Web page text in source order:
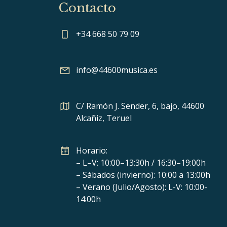
Contacto
+34 668 50 79 09
info@44600musica.es
C/ Ramón J. Sender, 6, bajo, 44600
Alcañiz, Teruel
Horario:
– L–V: 10:00–13:30h / 16:30–19:00h
– Sábados (invierno): 10:00 a 13:00h
– Verano (Julio/Agosto): L-V: 10:00-
14:00h